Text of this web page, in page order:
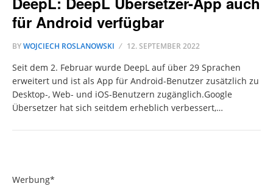
für Android verfügbar
BYWOJCIECH ROSLANOWSKI 12. SEPTEMBER 2022
Seit dem 2. Februar wurde DeepL auf über 29 Sprachen
erweitert und ist als App für Android-Benutzer zusätzlich zu
Desktop-, Web- und iOS-Benutzern zugänglich.Google
Übersetzer hat sich seitdem erheblich verbessert,…
Werbung*